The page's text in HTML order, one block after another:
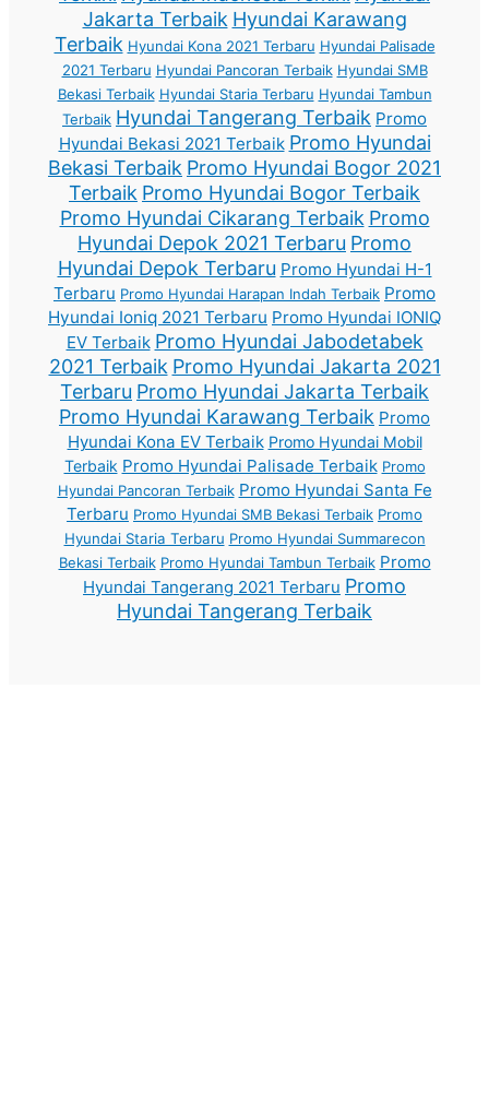
Jakarta Terbaik Hyundai Karawang
Terbaik Hyundai Kona 2021 Terbaru Hyundai Palisade
2021 Terbaru Hyundai Pancoran Terbaik Hyundai SMB
Bekasi Terbaik Hyundai Staria Terbaru Hyundai Tambun
Terbaik Hyundai Tangerang Terbaik Promo
Hyundai Bekasi 2021 Terbaik Promo Hyundai
Bekasi Terbaik Promo Hyundai Bogor 2021
Terbaik Promo Hyundai Bogor Terbaik
Promo Hyundai Cikarang Terbaik Promo
Hyundai Depok 2021 Terbaru Promo
Hyundai Depok Terbaru Promo Hyundai H-1
Terbaru Promo Hyundai Harapan Indah Terbaik Promo
Hyundai Ioniq 2021 Terbaru Promo Hyundai IONIQ
EV Terbaik Promo Hyundai Jabodetabek
2021 Terbaik Promo Hyundai Jakarta 2021
Terbaru Promo Hyundai Jakarta Terbaik
Promo Hyundai Karawang Terbaik Promo
Hyundai Kona EV Terbaik Promo Hyundai Mobil
Terbaik Promo Hyundai Palisade Terbaik Promo
Hyundai Pancoran Terbaik Promo Hyundai Santa Fe
Terbaru Promo Hyundai SMB Bekasi Terbaik Promo
Hyundai Staria Terbaru Promo Hyundai Summarecon
Bekasi Terbaik Promo Hyundai Tambun Terbaik Promo
Hyundai Tangerang 2021 Terbaru Promo
Hyundai Tangerang Terbaik